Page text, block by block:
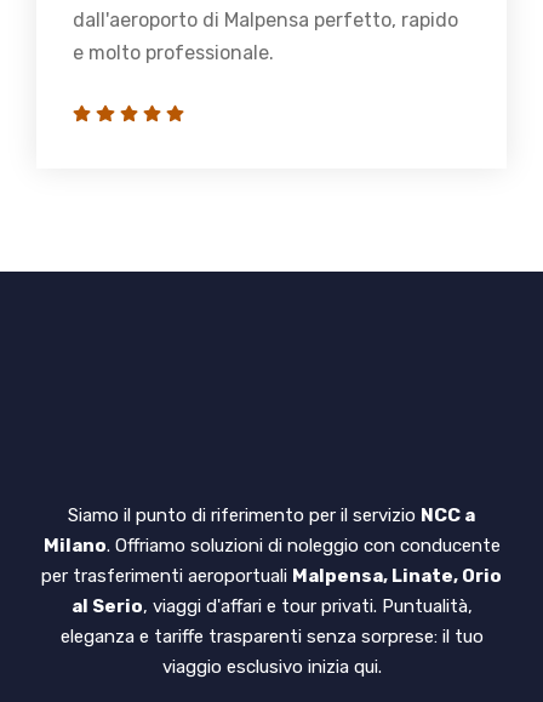
dall'aeroporto di Malpensa perfetto, rapido
e molto professionale.
Siamo il punto di riferimento per il servizio NCC a
Milano. Offriamo soluzioni di noleggio con conducente
per trasferimenti aeroportuali Malpensa, Linate, Orio
al Serio, viaggi d'affari e tour privati. Puntualità,
eleganza e tariffe trasparenti senza sorprese: il tuo
viaggio esclusivo inizia qui.